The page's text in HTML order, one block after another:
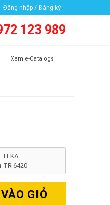
Đăng nhập / Đăng ký
123 989
Xem e-Catalogs
TEKA
TR 6420
GIỎ